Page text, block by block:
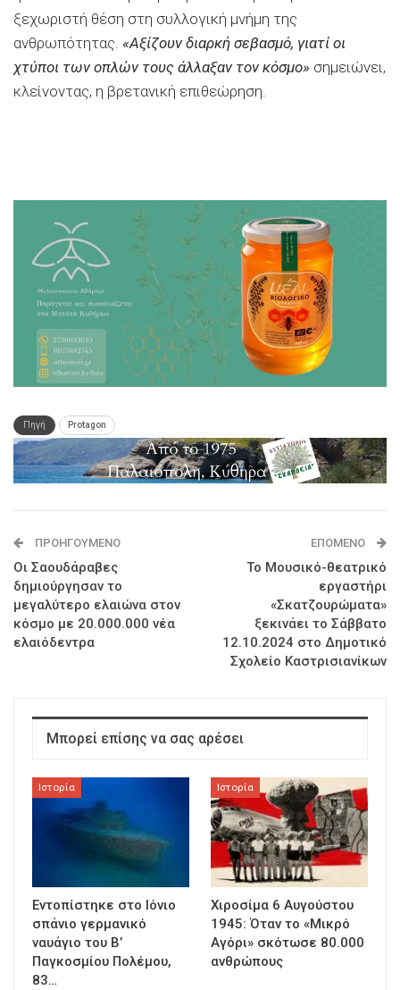
ξεχωριστή θέση στη συλλογική μνήμη της
ανθρωπότητας. «Αξίζουν διαρκή σεβασμό, γιατί οι
χτύποι των οπλών τους άλλαξαν τον κόσμο» σημειώνει,
κλείνοντας, η βρετανική επιθεώρηση.
Πηγή Protagon
ΠΡΟΗΓΟΎΜΕΝΟ
Οι Σαουδάραβες
δημιούργησαν το
μεγαλύτερο ελαιώνα στον
κόσμο με 20.000.000 νέα
ελαιόδεντρα
ΕΠΌΜΕΝΟ
Το Μουσικό-θεατρικό
εργαστήρι
«Σκατζουρώματα»
ξεκινάει το Σάββατο
12.10.2024 στο Δημοτικό
Σχολείο Καστρισιανίκων
Μπορεί επίσης να σας αρέσει
Ιστορία
Εντοπίστηκε στο Ιόνιο
σπάνιο γερμανικό
ναυάγιο του Β’
Παγκοσμίου Πολέμου,
83…
Ιστορία
Χιροσίμα 6 Αυγούστου
1945: Όταν το «Μικρό
Αγόρι» σκότωσε 80.000
ανθρώπους